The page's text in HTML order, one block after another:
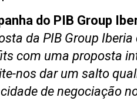
do PIB Group
da PIB Group
com uma proposta
nos dar um salto
de negociação